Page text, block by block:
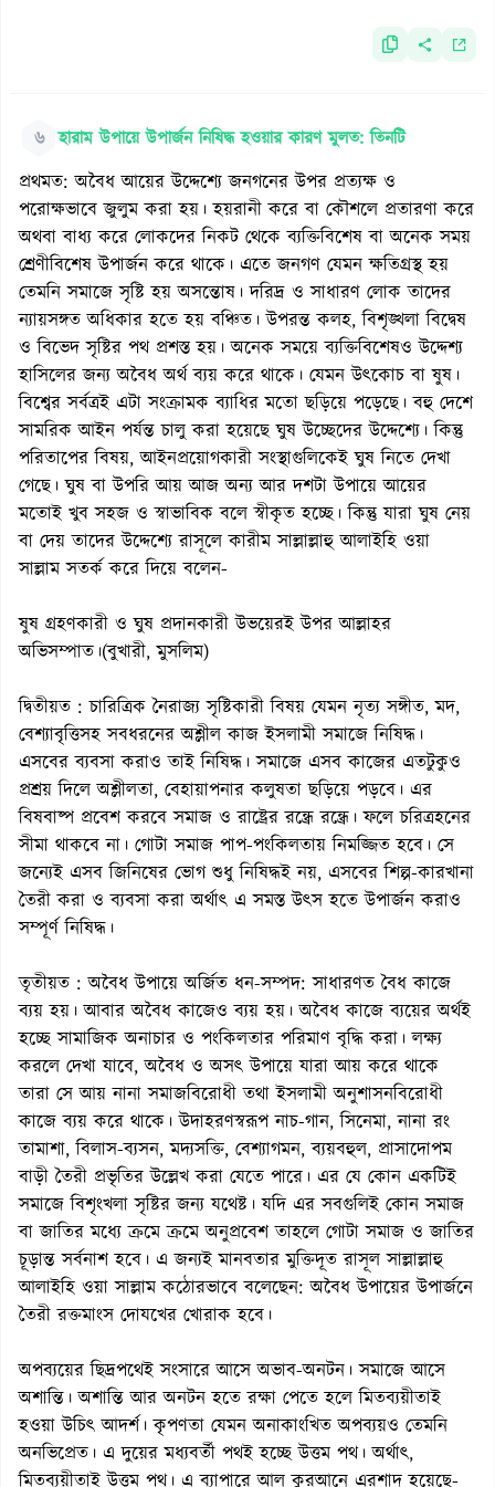
৬ হারাম উপায়ে উপার্জন নিষিদ্ধ হওয়ার কারণ মুলত: তিনটি
প্রথমত: অবৈধ আয়ের উদ্দেশ্যে জনগনের উপর প্রত্যক্ষ ও
পরোক্ষভাবে জুলুম করা হয়। হয়রানী করে বা কৌশলে প্রতারণা করে
অথবা বাধ্য করে লোকদের নিকট থেকে ব্যক্তিবিশেষ বা অনেক সময়
শ্রেণীবিশেষ উপার্জন করে থাকে। এতে জনগণ যেমন ক্ষতিগ্রস্থ হয়
তেমনি সমাজে সৃষ্টি হয় অসন্তোষ। দরিদ্র ও সাধারণ লোক তাদের
ন্যায়সঙ্গত অধিকার হতে হয় বঞ্চিত। উপরন্ত কলহ, বিশৃঙ্খলা বিদ্বেষ
ও বিভেদ সৃষ্টির পথ প্রশস্ত হয়। অনেক সময়ে ব্যক্তিবিশেষও উদ্দেশ্য
হাসিলের জন্য অবৈধ অর্থ ব্যয় করে থাকে। যেমন উৎকোচ বা ষুষ।
বিশ্বের সর্বত্রই এটা সংক্রামক ব্যাধির মতো ছড়িয়ে পড়েছে। বহু দেশে
সামরিক আইন পর্যন্ত চালু করা হয়েছে ঘুষ উচ্ছেদের উদ্দেশ্যে। কিন্তু
পরিতাপের বিষয়, আইনপ্রয়োগকারী সংস্থাগুলিকেই ঘুষ নিতে দেখা
গেছে। ঘুষ বা উপরি আয় আজ অন্য আর দশটা উপায়ে আয়ের
মতোই খুব সহজ ও স্বাভাবিক বলে স্বীকৃত হচ্ছে। কিন্তু যারা ঘুষ নেয়
বা দেয় তাদের উদ্দেশ্যে রাসূলে কারীম সাল্লাল্লাহু আলাইহি ওয়া
সাল্লাম সতর্ক করে দিয়ে বলেন-
ষুষ গ্রহণকারী ও ঘুষ প্রদানকারী উভয়েরই উপর আল্লাহর
অভিসম্পাত।(বুখারী, মুসলিম)
দ্বিতীয়ত : চারিত্রিক নৈরাজ্য সৃষ্টিকারী বিষয় যেমন নৃত্য সঙ্গীত, মদ,
বেশ্যাবৃত্তিসহ সবধরনের অশ্লীল কাজ ইসলামী সমাজে নিষিদ্ধ।
এসবের ব্যবসা করাও তাই নিষিদ্ধ। সমাজে এসব কাজের এতটুকুও
প্রশ্রয় দিলে অশ্লীলতা, বেহায়াপনার কলুষতা ছড়িয়ে পড়বে। এর
বিষবাষ্প প্রবেশ করবে সমাজ ও রাষ্ট্রের রন্ধ্রে রন্ধ্রে। ফলে চরিত্রহনের
সীমা থাকবে না। গোটা সমাজ পাপ-পংকিলতায় নিমজ্জিত হবে। সে
জন্যেই এসব জিনিষের ভোগ শুধু নিষিদ্ধই নয়, এসবের শিল্প-কারখানা
তৈরী করা ও ব্যবসা করা অর্থাৎ এ সমস্ত উৎস হতে উপার্জন করাও
সম্পূর্ণ নিষিদ্ধ।
তৃতীয়ত : অবৈধ উপায়ে অর্জিত ধন-সম্পদ: সাধারণত বৈধ কাজে
ব্যয় হয়। আবার অবৈধ কাজেও ব্যয় হয়। অবৈধ কাজে ব্যয়ের অর্থই
হচ্ছে সামাজিক অনাচার ও পংকিলতার পরিমাণ বৃদ্ধি করা। লক্ষ্য
করলে দেখা যাবে, অবৈধ ও অসৎ উপায়ে যারা আয় করে থাকে
তারা সে আয় নানা সমাজবিরোধী তথা ইসলামী অনুশাসনবিরোধী
কাজে ব্যয় করে থাকে। উদাহরণস্বরূপ নাচ-গান, সিনেমা, নানা রং
তামাশা, বিলাস-ব্যসন, মদ্যসক্তি, বেশ্যাগমন, ব্যয়বহুল, প্রাসাদোপম
বাড়ী তৈরী প্রভৃতির উল্লেখ করা যেতে পারে। এর যে কোন একটিই
সমাজে বিশৃংখলা সৃষ্টির জন্য যথেষ্ট। যদি এর সবগুলিই কোন সমাজ
বা জাতির মধ্যে ক্রমে ক্রমে অনুপ্রবেশ তাহলে গোটা সমাজ ও জাতির
চূড়ান্ত সর্বনাশ হবে। এ জন্যই মানবতার মুক্তিদূত রাসূল সাল্লাল্লাহু
আলাইহি ওয়া সাল্লাম কঠোরভাবে বলেছেন: অবৈধ উপায়ের উপার্জনে
তৈরী রক্তমাংস দোযখের খোরাক হবে।
অপব্যয়ের ছিদ্রপথেই সংসারে আসে অভাব-অনটন। সমাজে আসে
অশান্তি। অশান্তি আর অনটন হতে রক্ষা পেতে হলে মিতব্যয়ীতাই
হওয়া উচিৎ আদর্শ। কৃপণতা যেমন অনাকাংখিত অপব্যয়ও তেমনি
অনভিপ্রেত। এ দুয়ের মধ্যবর্তী পথই হচ্ছে উত্তম পথ। অর্থাৎ,
মিতব্যয়ীতাই উত্তম পথ। এ ব্যাপারে আল কুরআনে এরশাদ হয়েছে-